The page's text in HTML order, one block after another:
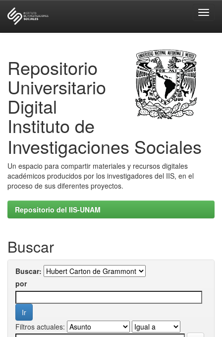
Repositorio
Universitario
Digital
Instituto de
Investigaciones Sociales
Un espacio para compartir materiales y recursos digitales
académicos producidos por los investigadores del IIS, en el
proceso de sus diferentes proyectos.
Repositorio del IIS-UNAM
Buscar
Buscar:
por
Filtros actuales: